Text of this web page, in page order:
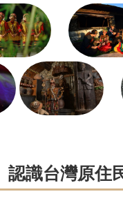
認識台灣原住